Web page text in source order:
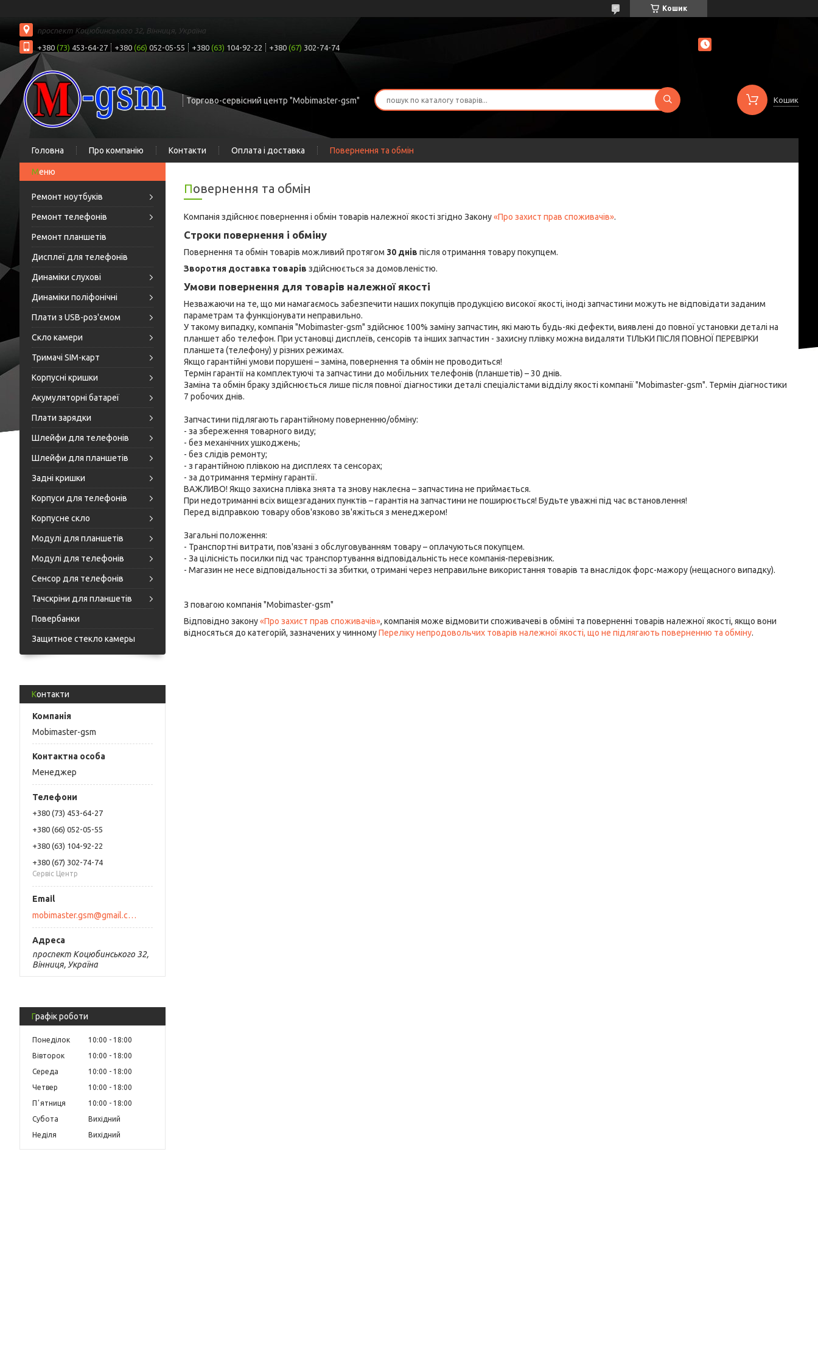
Кошик
проспект Коцюбинського 32, Вінниця, Україна
+380 (73) 453-64-27 +380 (66) 052-05-55 +380 (63) 104-92-22 +380 (67) 302-74-74
Торгово-сервісний центр "Mobimaster-gsm" Кошик
Головна Про компанію Контакти Оплата і доставка Повернення та обмін
Ремонт ноутбуків
Ремонт телефонів
Ремонт планшетів
Дисплеї для телефонів
Динаміки слухові
Динаміки поліфонічні
Плати з USB-роз'ємом
Скло камери
Тримачі SIM-карт
Корпусні кришки
Акумуляторні батареї
Плати зарядки
Шлейфи для телефонів
Шлейфи для планшетів
Задні кришки
Корпуси для телефонів
Корпусне скло
Модулі для планшетів
Модулі для телефонів
Сенсор для телефонів
Тачскріни для планшетів
Повербанки
Защитное стекло камеры
Контакти
Mobimaster-gsm
Менеджер
+380 (73) 453-64-27
+380 (66) 052-05-55
+380 (63) 104-92-22
+380 (67) 302-74-74
Сервіс Центр
mobimaster.gsm@gmail.com
проспект Коцюбинського 32,
Вінниця, Україна
Графік роботи
Понеділок 10:00
18:00
Вівторок
10:00
18:00
Середа
10:00
18:00
Четвер
10:00
18:00
Пʼятниця
10:00
18:00
Субота
Вихідний
Неділя
Вихідний
Повернення та обмін
Компанія здійснює повернення і обмін товарів належної якості згідно Закону«Про захист прав споживачів».
Строки повернення і обміну
Повернення та обмін товарів можливий протягом 30 днів після отримання товару покупцем.
Зворотня доставка товарів здійснюється за домовленістю.
Умови повернення для товарів належної якості
Незважаючи на те, що ми намагаємось забезпечити наших покупців продукцією високої якості, іноді запчастини можуть не відповідати заданим
параметрам та функціонувати неправильно.
У такому випадку, компанія "Mobimaster-gsm" здійснює 100% заміну запчастин, які мають будь-які дефекти, виявлені до повної установки деталі на
планшет або телефон. При установці дисплеїв, сенсорів та інших запчастин - захисну плівку можна видаляти ТІЛЬКИ ПІСЛЯ ПОВНОЇ ПЕРЕВІРКИ
планшета (телефону) у різних режимах.
Якщо гарантійні умови порушені – заміна, повернення та обмін не проводиться!
Термін гарантії на комплектуючі та запчастини до мобільних телефонів (планшетів) – 30 днів.
Заміна та обмін браку здійснюється лише після повної діагностики деталі спеціалістами відділу якості компанії "Mobimaster-gsm". Термін діагностики
7 робочих днів.
Запчастини підлягають гарантійному поверненню/обміну:
- за збереження товарного виду;
- без механічних ушкоджень;
- без слідів ремонту;
- з гарантійною плівкою на дисплеях та сенсорах;
- за дотримання терміну гарантії.
ВАЖЛИВО! Якщо захисна плівка знята та знову наклеєна – запчастина не приймається.
При недотриманні всіх вищезгаданих пунктів – гарантія на запчастини не поширюється! Будьте уважні під час встановлення!
Перед відправкою товару обов'язково зв'яжіться з менеджером!
Загальні положення:
- Транспортні витрати, пов'язані з обслуговуванням товару – оплачуються покупцем.
- За цілісність посилки під час транспортування відповідальність несе компанія-перевізник.
- Магазин не несе відповідальності за збитки, отримані через неправильне використання товарів та внаслідок форс-мажору (нещасного випадку).
З повагою компанія "Mobimaster-gsm"
Відповідно закону«Про захист прав споживачів», компанія може відмовити споживачеві в обміні та поверненні товарів належної якості, якщо вони
відносяться до категорій, зазначених у чинномуПереліку непродовольчих товарів належної якості, що не підлягають поверненню та обміну.